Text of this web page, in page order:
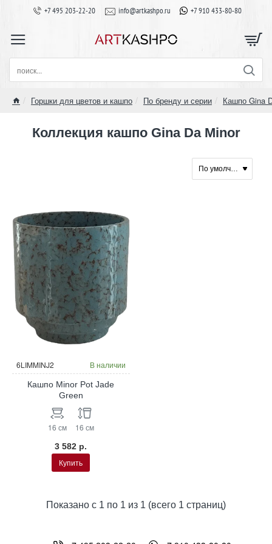
+7 495 203-22-20 info@artkashpo.ru +7 910 433-80-80
поиск...
Горшки для цветов и кашпо По бренду и серии Кашпо Gina
Коллекция кашпо Gina Da Minor
6LIMMINJ2 В наличии
Кашпо Minor Pot Jade
Green
16 см 16 см
3 582 р.
Купить
Показано с 1 по 1 из 1 (всего 1 страниц)